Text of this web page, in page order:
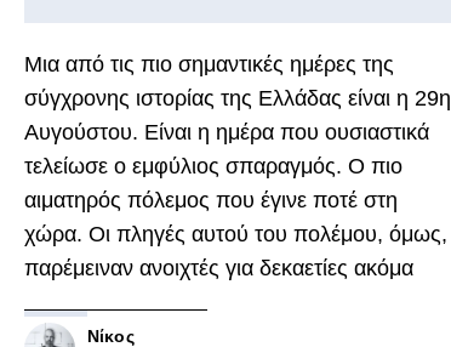
Μια από τις πιο σημαντικές ημέρες της
σύγχρονης ιστορίας της Ελλάδας είναι η 29η
Αυγούστου. Είναι η ημέρα που ουσιαστικά
τελείωσε ο εμφύλιος σπαραγμός. Ο πιο
αιματηρός πόλεμος που έγινε ποτέ στη
χώρα. Οι πληγές αυτού του πολέμου, όμως,
παρέμειναν ανοιχτές για δεκαετίες ακόμα
Νίκος